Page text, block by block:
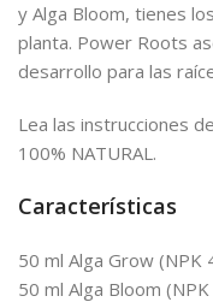
y Alga Bloom, tienes
planta. Power Roots
desarrollo para las
Lea las instrucciones
100% NATURAL.
Características
50 ml Alga Grow (NPK
50 ml Alga Bloom